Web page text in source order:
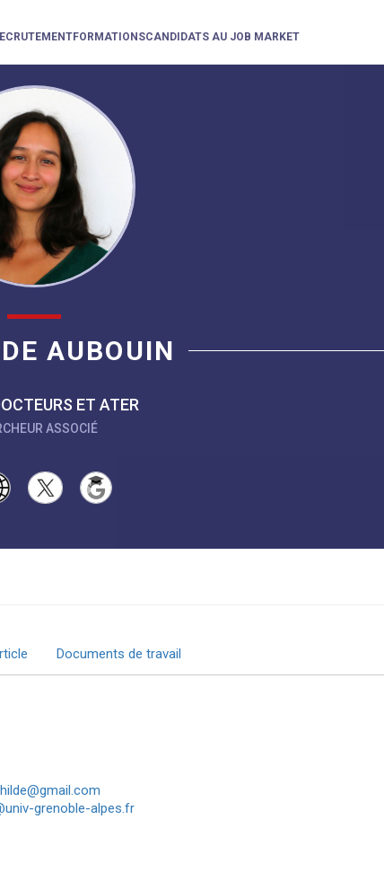
FORMATIONSCANDIDATS AU JOB MARKET
AUBOUIN
ET ATER
ASSOCIÉ
Documents de travail
grenoble-alpes.fr